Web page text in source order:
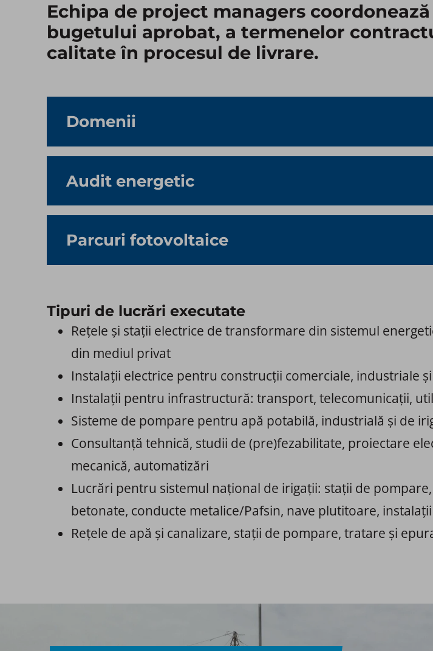
Echipa de project managers
bugetului aprobat, a termenelor
calitate în procesul de livrare. ​
Domenii​
Audit energetic​
Parcuri fotovoltaice
Tipuri de lucrări executate
Rețele și stații electrice de transformare din sistemul
din mediul privat
Instalații electrice pentru construcții comerciale, industriale
Instalații pentru infrastructură: transport, telecomunicații,
Sisteme de pompare pentru apă potabilă, industrială și de
Consultanță tehnică, studii de (pre)fezabilitate, proiectare
mecanică, automatizări ​​
Lucrări pentru sistemul național de irigații: stații de
betonate, conducte metalice/Pafsin, nave plutitoare,
Rețele de apă și canalizare, stații de pompare, tratare și